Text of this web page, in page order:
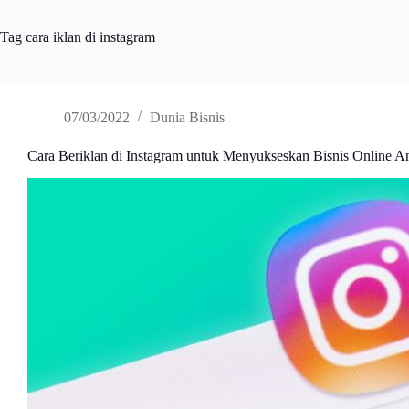
Tag cara iklan di instagram
07/03/2022 Dunia Bisnis
Cara Beriklan di Instagram untuk Menyukseskan Bisnis Online